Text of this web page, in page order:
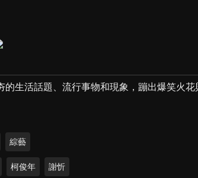
的生活話題、流行事物和現象，蹦出爆笑火
綜藝
柯俊年 謝忻